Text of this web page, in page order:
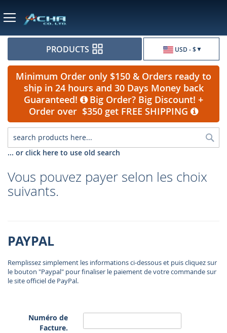
USD - $
PRODUCTS
Minimum Order only $150 & Orders ready to
ship in 24 hours and 30 Days Money back
Guaranteed!
Big Order? Big Discount! +
Order over $350 get FREE SHIPPING
... or click here to use old search
Vous pouvez payer selon les choix
suivants.
PAYPAL
Remplissez simplement les informations ci-dessous et puis cliquez sur
le bouton "Paypal" pour finaliser le paiement de votre commande sur
le site officiel de PayPal.
Numéro de
Facture.